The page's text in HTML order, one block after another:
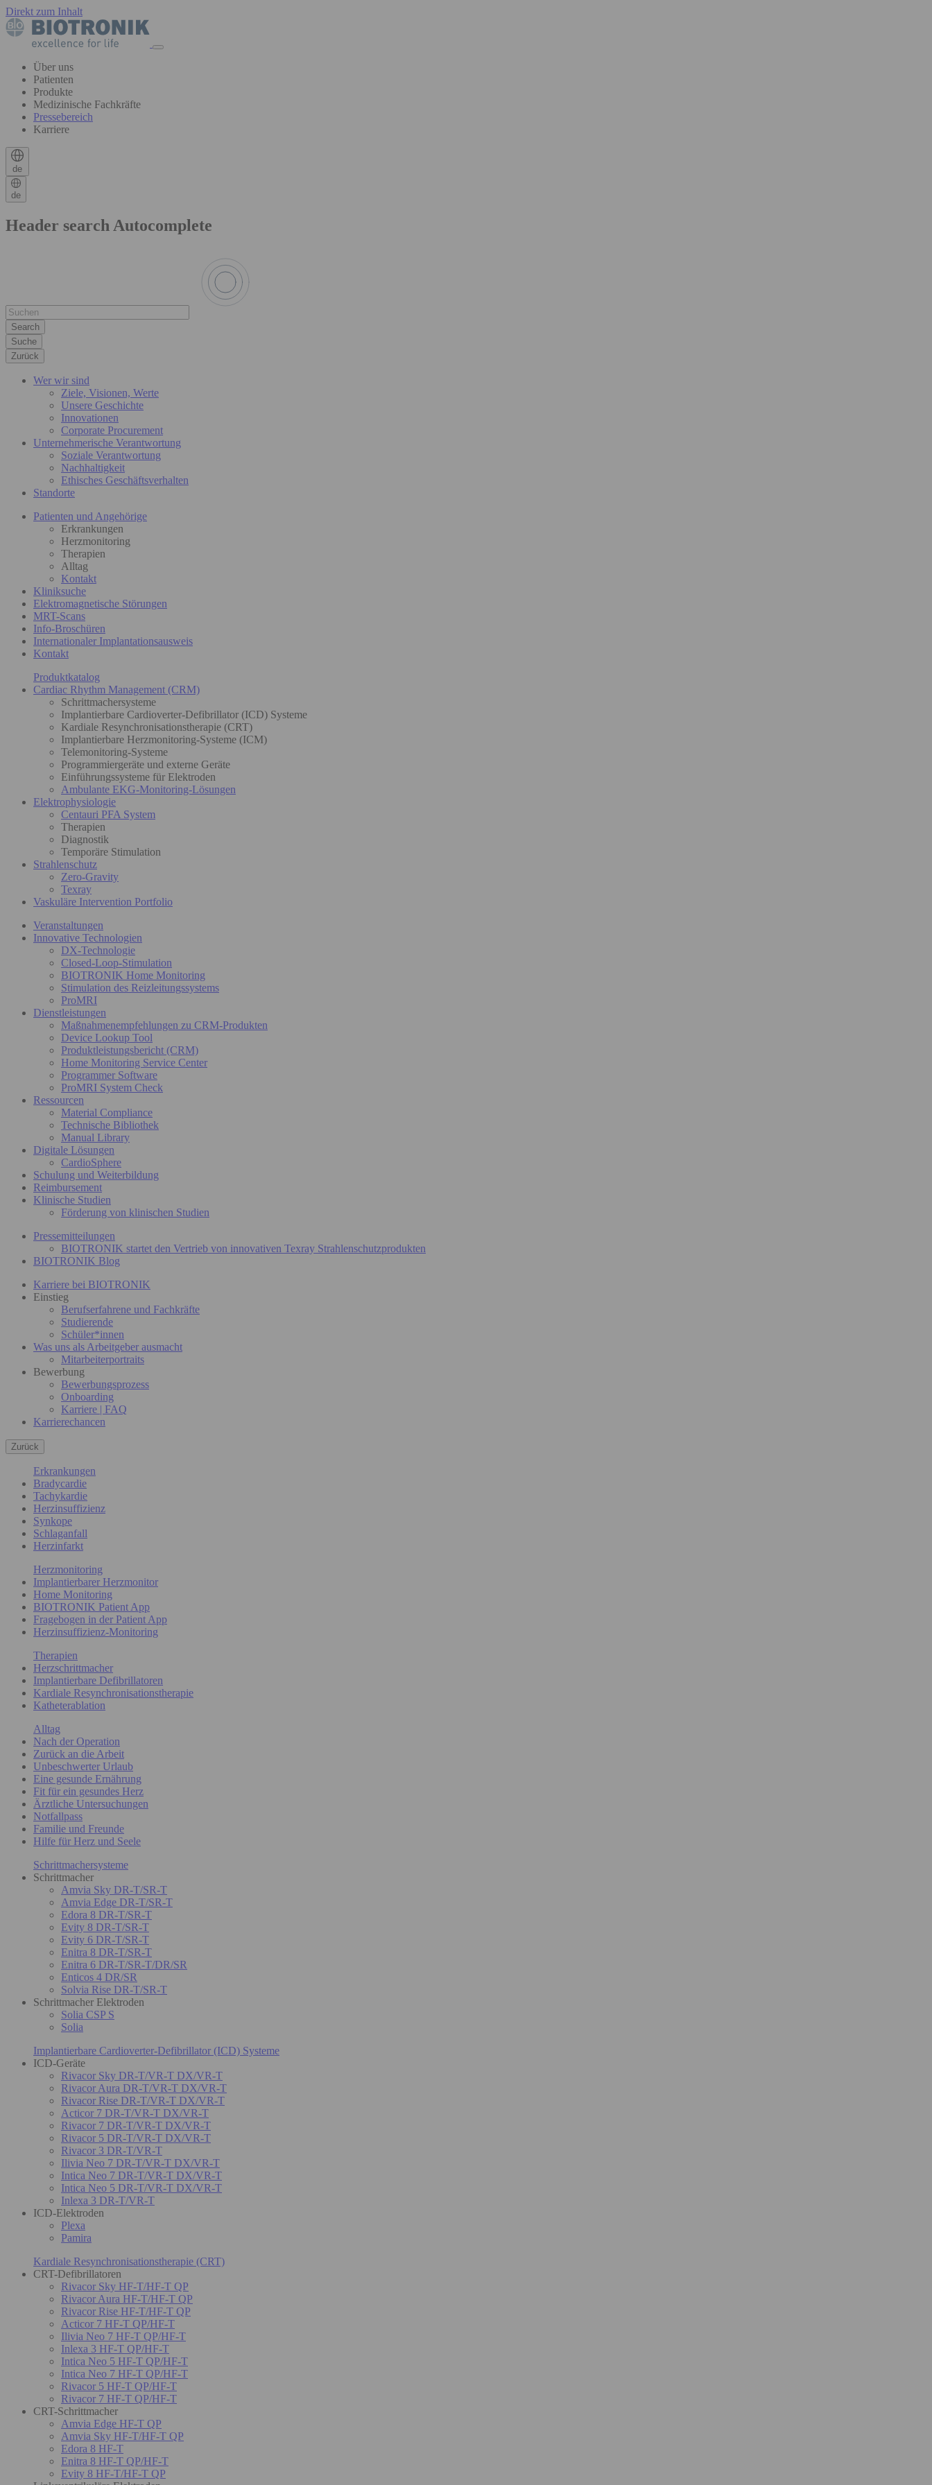
Direkt zum Inhalt
Über uns
Patienten
Produkte
Medizinische Fachkräfte
Pressebereich
Karriere
de
de
Header search Autocomplete
Suche
Zurück
Wer wir sind
Ziele, Visionen, Werte
Unsere Geschichte
Innovationen
Corporate Procurement
Unternehmerische Verantwortung
Soziale Verantwortung
Nachhaltigkeit
Ethisches Geschäftsverhalten
Standorte
Patienten und Angehörige
Erkrankungen
Herzmonitoring
Therapien
Alltag
Kontakt
Kliniksuche
Elektromagnetische Störungen
MRT-Scans
Info-Broschüren
Internationaler Implantationsausweis
Kontakt
Produktkatalog
Cardiac Rhythm Management (CRM)
Schrittmachersysteme
Implantierbare Cardioverter-Defibrillator (ICD) Systeme
Kardiale Resynchronisationstherapie (CRT)
Implantierbare Herzmonitoring-Systeme (ICM)
Telemonitoring-Systeme
Programmiergeräte und externe Geräte
Einführungssysteme für Elektroden
Ambulante EKG-Monitoring-Lösungen
Elektrophysiologie
Centauri PFA System
Therapien
Diagnostik
Temporäre Stimulation
Strahlenschutz
Zero-Gravity
Texray
Vaskuläre Intervention Portfolio
Veranstaltungen
Innovative Technologien
DX-Technologie
Closed-Loop-Stimulation
BIOTRONIK Home Monitoring
Stimulation des Reizleitungssystems
ProMRI
Dienstleistungen
Maßnahmenempfehlungen zu CRM-Produkten
Device Lookup Tool
Produktleistungsbericht (CRM)
Home Monitoring Service Center
Programmer Software
ProMRI System Check
Ressourcen
Material Compliance
Technische Bibliothek
Manual Library
Digitale Lösungen
CardioSphere
Schulung und Weiterbildung
Reimbursement
Klinische Studien
Förderung von klinischen Studien
Pressemitteilungen
BIOTRONIK startet den Vertrieb von innovativen Texray Strahlenschutzprodukten
BIOTRONIK Blog
Karriere bei BIOTRONIK
Einstieg
Berufserfahrene und Fachkräfte
Studierende
Schüler*innen
Was uns als Arbeitgeber ausmacht
Mitarbeiterportraits
Bewerbung
Bewerbungsprozess
Onboarding
Karriere | FAQ
Karrierechancen
Zurück
Erkrankungen
Bradycardie
Tachykardie
Herzinsuffizienz
Synkope
Schlaganfall
Herzinfarkt
Herzmonitoring
Implantierbarer Herzmonitor
Home Monitoring
BIOTRONIK Patient App
Fragebogen in der Patient App
Herzinsuffizienz-Monitoring
Therapien
Herzschrittmacher
Implantierbare Defibrillatoren
Kardiale Resynchronisationstherapie
Katheterablation
Alltag
Nach der Operation
Zurück an die Arbeit
Unbeschwerter Urlaub
Eine gesunde Ernährung
Fit für ein gesundes Herz
Ärztliche Untersuchungen
Notfallpass
Familie und Freunde
Hilfe für Herz und Seele
Schrittmachersysteme
Schrittmacher
Amvia Sky DR-T/SR-T
Amvia Edge DR-T/SR-T
Edora 8 DR-T/SR-T
Evity 8 DR-T/SR-T
Evity 6 DR-T/SR-T
Enitra 8 DR-T/SR-T
Enitra 6 DR-T/SR-T/DR/SR
Enticos 4 DR/SR
Solvia Rise DR-T/SR-T
Schrittmacher Elektroden
Solia CSP S
Solia
Implantierbare Cardioverter-Defibrillator (ICD) Systeme
ICD-Geräte
Rivacor Sky DR-T/VR-T DX/VR-T
Rivacor Aura DR-T/VR-T DX/VR-T
Rivacor Rise DR-T/VR-T DX/VR-T
Acticor 7 DR-T/VR-T DX/VR-T
Rivacor 7 DR-T/VR-T DX/VR-T
Rivacor 5 DR-T/VR-T DX/VR-T
Rivacor 3 DR-T/VR-T
Ilivia Neo 7 DR-T/VR-T DX/VR-T
Intica Neo 7 DR-T/VR-T DX/VR-T
Intica Neo 5 DR-T/VR-T DX/VR-T
Inlexa 3 DR-T/VR-T
ICD-Elektroden
Plexa
Pamira
Kardiale Resynchronisationstherapie (CRT)
CRT-Defibrillatoren
Rivacor Sky HF-T/HF-T QP
Rivacor Aura HF-T/HF-T QP
Rivacor Rise HF-T/HF-T QP
Acticor 7 HF-T QP/HF-T
Ilivia Neo 7 HF-T QP/HF-T
Inlexa 3 HF-T QP/HF-T
Intica Neo 5 HF-T QP/HF-T
Intica Neo 7 HF-T QP/HF-T
Rivacor 5 HF-T QP/HF-T
Rivacor 7 HF-T QP/HF-T
CRT-Schrittmacher
Amvia Edge HF-T QP
Amvia Sky HF-T/HF-T QP
Edora 8 HF-T
Enitra 8 HF-T QP/HF-T
Evity 8 HF-T/HF-T QP